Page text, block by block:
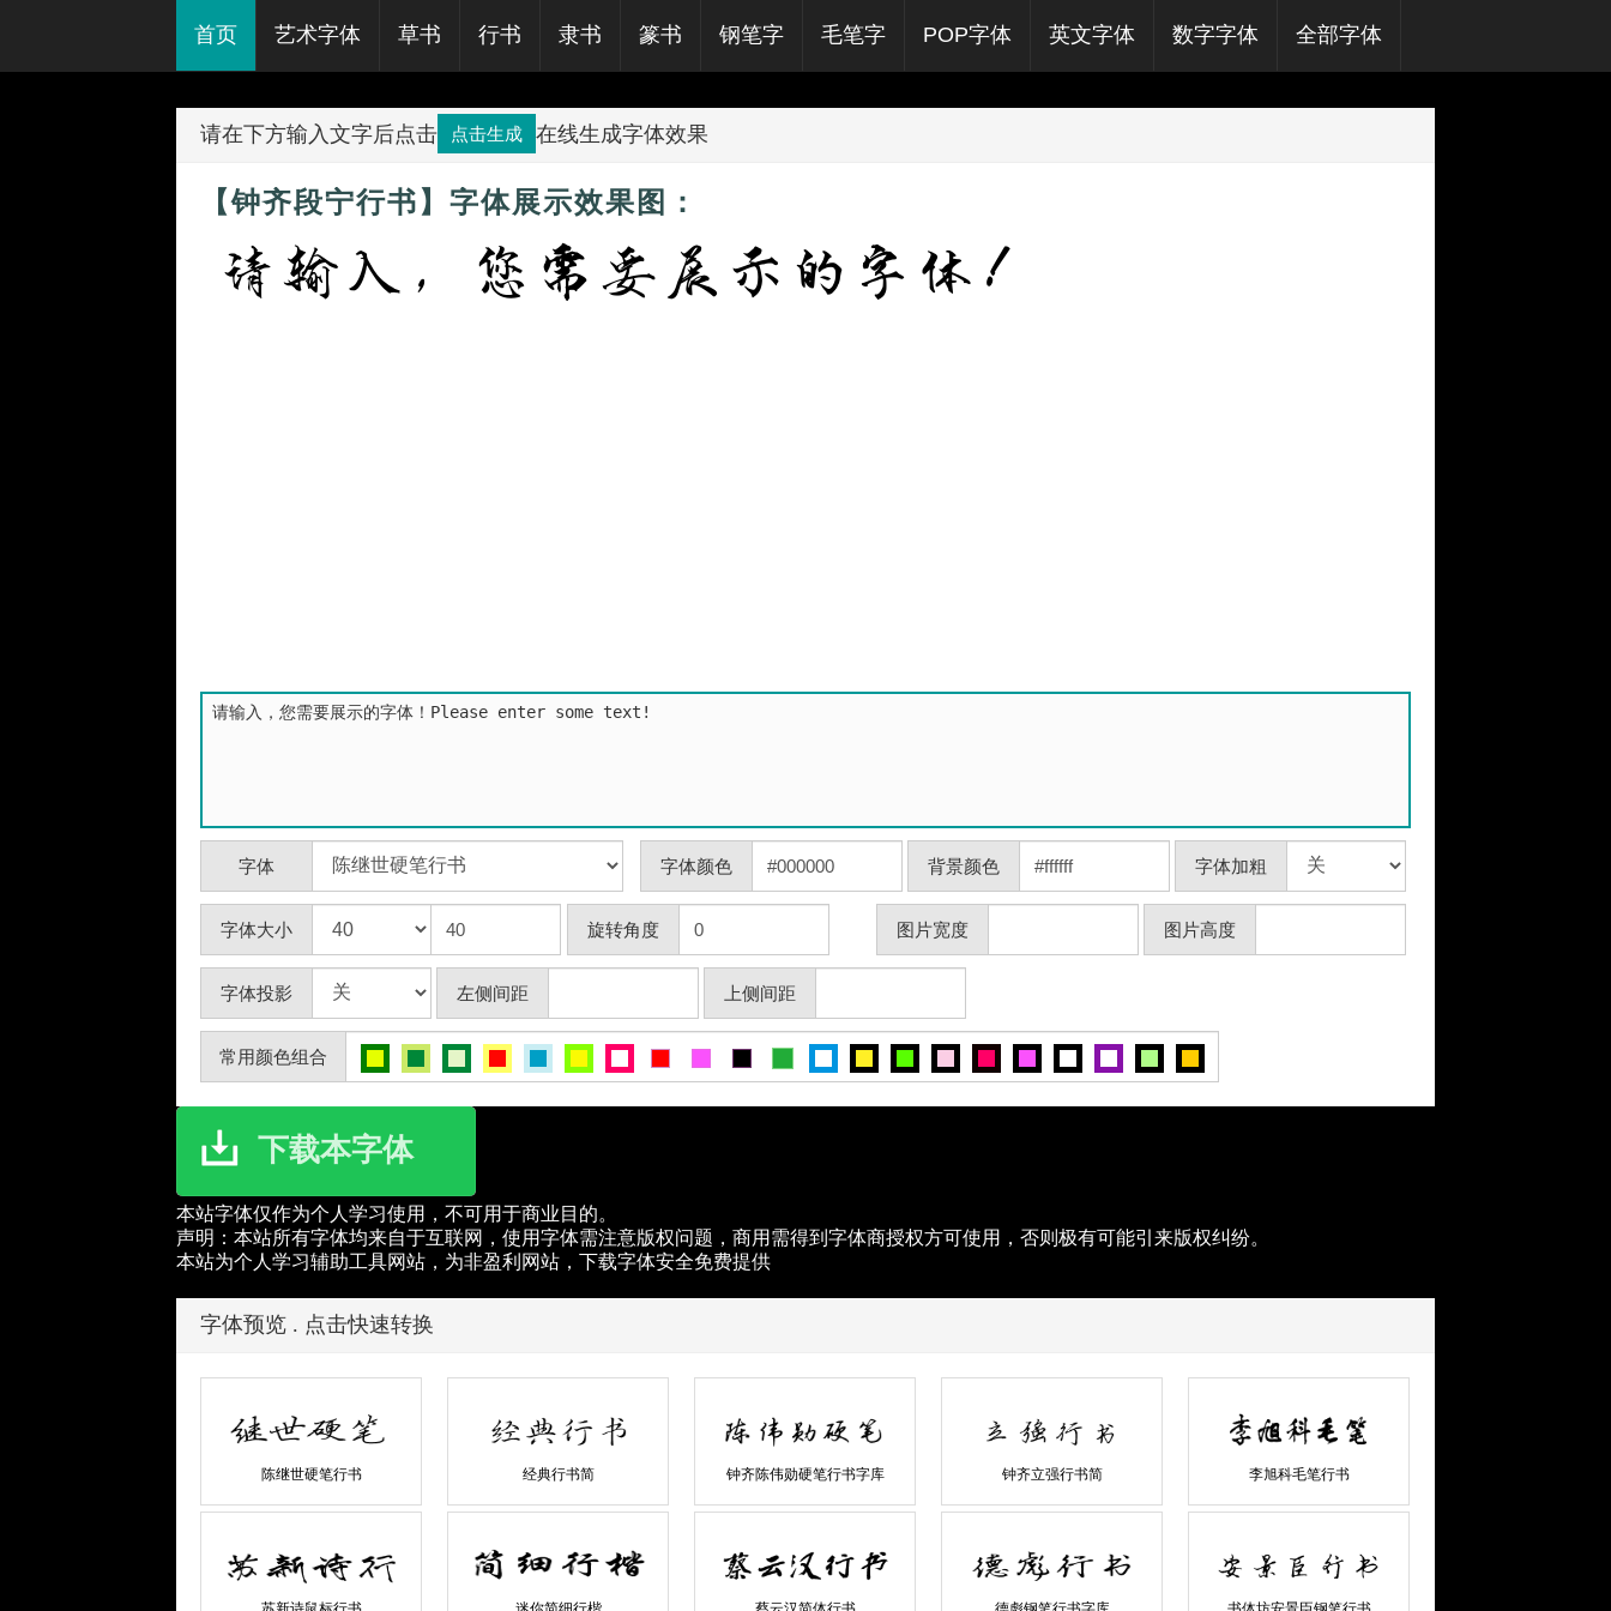
首页 艺术字体 草书 行书 隶书 篆书 钢笔字 毛笔字 POP字体 英文字体 数字字体 全部字体
请在下方输入文字后点击 点击生成 在线生成字体效果
【钟齐段宁行书】字体展示效果图：
字体 字体颜色 背景颜色 字体加粗
字体大小 旋转角度 图片宽度 图片高度
字体投影 左侧间距 上侧间距
常用颜色组合
下载本字体
本站字体仅作为个人学习使用，不可用于商业目的。
声明：本站所有字体均来自于互联网，使用字体需注意版权问题，商用需得到字体商授权方可使用，否则极有可能引来版权纠纷。
本站为个人学习辅助工具网站，为非盈利网站，下载字体安全免费提供
字体预览 . 点击快速转换
陈继世硬笔行书 经典行书简 钟齐陈伟勋硬笔行书字库 钟齐立强行书简 李旭科毛笔行书